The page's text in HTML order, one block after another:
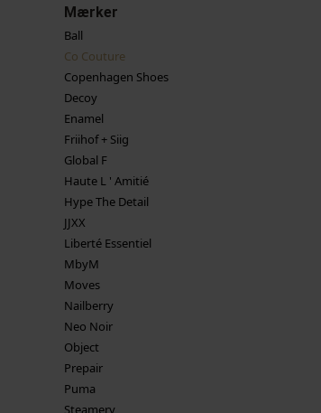
Mærker
Ball
Co Couture
Copenhagen Shoes
Decoy
Enamel
Friihof + Siig
Global F
Haute L ' Amitié
Hype The Detail
JJXX
Liberté Essentiel
MbyM
Moves
Nailberry
Neo Noir
Object
Prepair
Puma
Steamery